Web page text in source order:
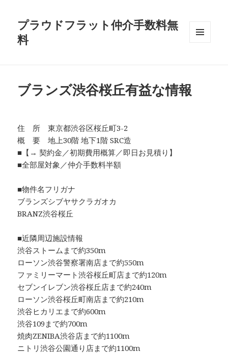
プラウドフラット仲介手数料無
料
ブランズ渋谷桜丘有益な情報
住 所 東京都渋谷区桜丘町3-2
概 要 地上30階 地下1階 SRC造
■【→ 契約金／初期費用概算／即日お見積り】
■全部屋対象／仲介手数料半額
■物件名フリガナ
ブランズシブヤサクラガオカ
BRANZ渋谷桜丘
■近隣周辺施設情報
渋谷ストームまで約350m
ローソン渋谷警察署南店まで約550m
ファミリーマート渋谷桜丘町店まで約120m
セブンイレブン渋谷桜丘店まで約240m
ローソン渋谷桜丘町南店まで約210m
渋谷ヒカリエまで約600m
渋谷109まで約700m
焼肉ZENIBA渋谷店まで約1100m
ニトリ渋谷公園通り店まで約1100m